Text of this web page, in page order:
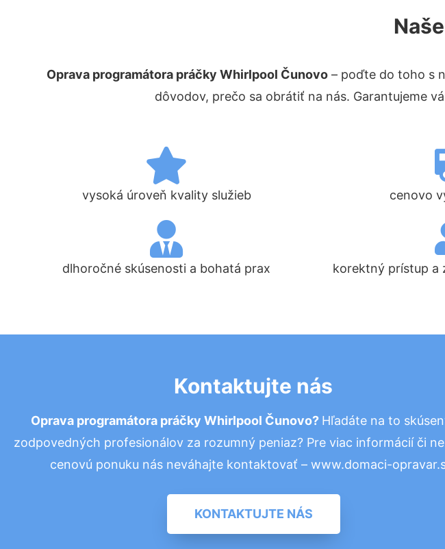
Oprava programátora práčky Whirlpool Čunovo– poďte do toho s
dôvodov, prečo sa obrátiť na nás. Garantujeme
vysoká úroveň kvality služieb cenovo
dlhoročné skúsenosti a bohatá prax korektný prístup a
Kontaktujte nás
Oprava programátora práčky Whirlpool Čunovo? Hľadáte na to
zodpovedných profesionálov za rozumný peniaz? Pre viac informácií či
cenovú ponuku nás neváhajte kontaktovať – www.domaci-
KONTAKTUJTE NÁS